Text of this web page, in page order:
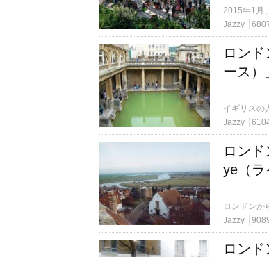
Jazzy
ロン
ース）
Jazzy
ロン
ye（ラ
Jazzy
ロン